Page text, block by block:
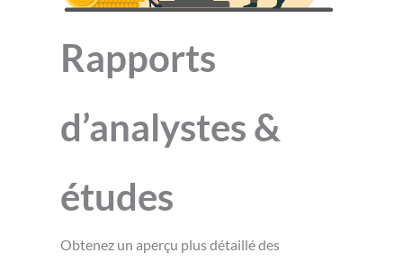
Rapports
d’analystes &
études
Obtenez un aperçu plus détaillé des